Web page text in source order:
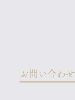
お問い合わせ